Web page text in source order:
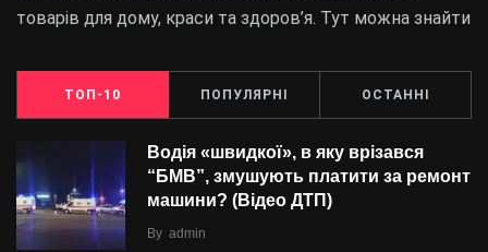
товарів для дому, краси та здоров’я. Тут можна знайти
ТОП-10 ПОПУЛЯРНІ ОСТАННІ
Водія «швидкої», в яку врізався
“БMВ”, змушують платити за ремонт
машини? (Відео ДТП)
By admin